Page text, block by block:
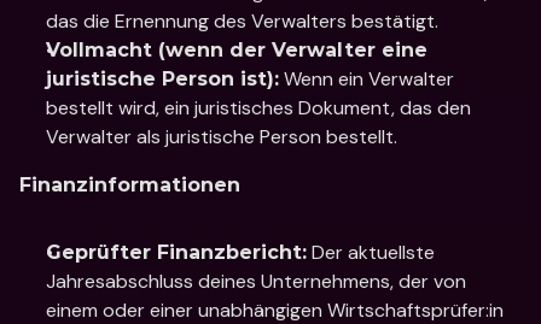
das die Ernennung des Verwalters bestätigt.
Vollmacht (wenn der Verwalter eine
juristische Person ist): Wenn ein Verwalter
bestellt wird, ein juristisches Dokument, das den
Verwalter als juristische Person bestellt.
Finanzinformationen
Geprüfter Finanzbericht: Der aktuellste
Jahresabschluss deines Unternehmens, der von
einem oder einer unabhängigen Wirtschaftsprüfer:in